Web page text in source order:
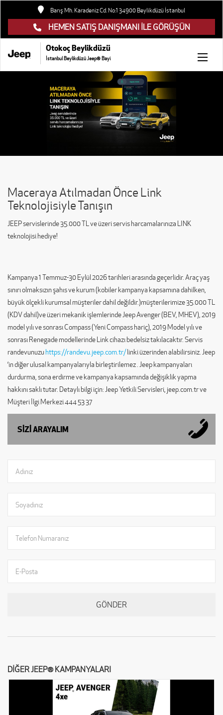
Barış Mh. Karadeniz Cd. No:1 34900 Beylikdüzü İstanbul
HEMEN SATIŞ DANIŞMANI İLE GÖRÜŞÜN
Otokoç Beylikdüzü
İstanbul Beylikdüzü Jeep® Bayi
Maceraya Atılmadan Önce Link
Teknolojisiyle Tanışın
JEEP servislerinde 35.000 TL ve üzeri servis harcamalarınıza LINK
teknolojisi hediye!
Kampanya 1 Temmuz-30 Eylül 2026 tarihleri arasında geçerlidir. Araç yaş
sınırı olmaksızın şahıs ve kurum (kobiler kampanya kapsamına dahilken,
büyük ölçekli kurumsal müşteriler dahil değildir.)müşterilerimize 35.000 TL
(KDV dahil)ve üzeri mekanik işlemlerinde Jeep Avenger (BEV, MHEV), 2019
model yılı ve sonrası Compass (Yeni Compass hariç), 2019 Model yılı ve
sonrası Renegade modellerinde Link cihazı bedelsiz takılacaktır. Servis
randevunuzu https://randevu.jeep.com.tr/linki üzerinden alabilirsiniz. Jeep
‘in diğer ulusal kampanyalarıyla birleştirilemez . Jeep kampanyaları
durdurma, sona erdirme ve kampanya kapsamında değişiklik yapma
hakkını saklı tutar. Detaylı bilgi için: Jeep Yetkili Servisleri, jeep.com.tr ve
Müşteri İlgi Merkezi 444 53 37
SİZİ ARAYALIM
DİĞER JEEP® KAMPANYALARI